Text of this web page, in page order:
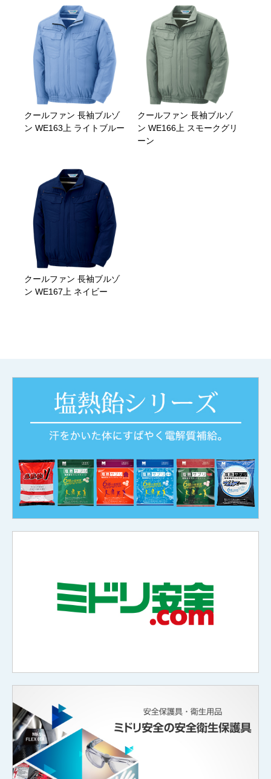
クールファン 長袖ブルゾ
ン WE163上 ライトブルー
クールファン 長袖ブルゾ
ン WE166上 スモークグリ
ーン
クールファン 長袖ブルゾ
ン WE167上 ネイビー